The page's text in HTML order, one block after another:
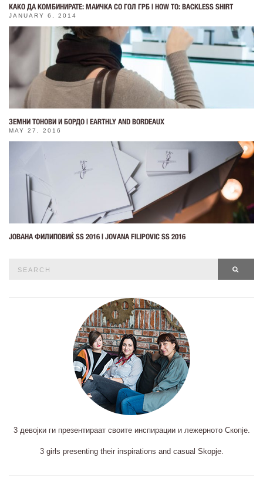
КАКО ДА КОМБИНИРАТЕ: МАИЧКА СО ГОЛ ГРБ | HOW TO: BACKLESS SHIRT
JANUARY 6, 2014
ЗЕМНИ ТОНОВИ И БОРДО | EARTHLY AND BORDEAUX
MAY 27, 2016
ЈОВАНА ФИЛИПОВИЌ SS 2016 | JOVANA FILIPOVIC SS 2016
3 девојки ги презентираат своите инспирации и лежерното Скопје.
3 girls presenting their inspirations and casual Skopje.